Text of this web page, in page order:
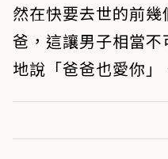
然在快要去世的前
爸，這讓男子相當
地說「爸爸也愛你」